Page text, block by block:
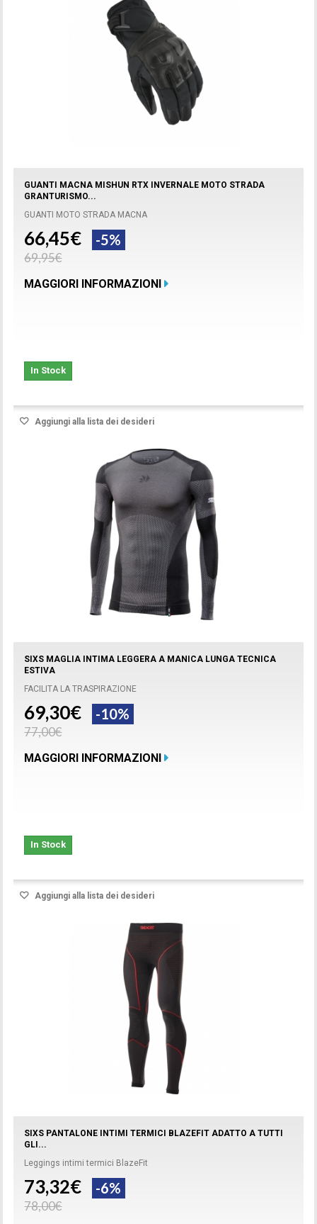
GUANTI MACNA MISHUN RTX INVERNALE MOTO STRADA
GRANTURISMO...
GUANTI MOTO STRADA MACNA
66,45€ -5%
69,95€
MAGGIORI INFORMAZIONI
In Stock
Aggiungi alla lista dei desideri
SIXS MAGLIA INTIMA LEGGERA A MANICA LUNGA TECNICA
ESTIVA
FACILITA LA TRASPIRAZIONE
69,30€ -10%
77,00€
MAGGIORI INFORMAZIONI
In Stock
Aggiungi alla lista dei desideri
SIXS PANTALONE INTIMI TERMICI BLAZEFIT ADATTO A TUTTI
GLI...
Leggings intimi termici BlazeFit
73,32€ -6%
78,00€